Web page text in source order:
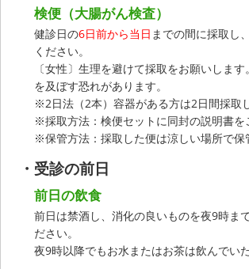
検便（大腸がん検査）
健診日の6日前から当日 までの間に採取し
ください。
〔女性〕生理を避けて採取をお願いしま
を及ぼす恐れがあります。
※2日法（2本）容器がある方は2日間採取
※採取方法：検便セットに同封の説明書を
※保管方法：採取した便は涼しい場所で保
受診の前日
前日の飲食
前日は禁酒し、消化の良いものを夜9時ま
ださい。
夜9時以降でもお水またはお茶は飲んでい